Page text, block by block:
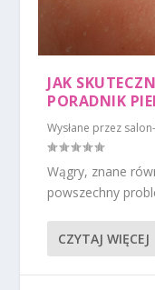
JAK
PORADNIK
Wysłane przez
Wągry, znane
powszechny
CZYTAJ WIĘCEJ